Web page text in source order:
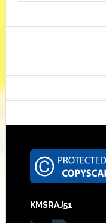
Footer
KMSRAJ51